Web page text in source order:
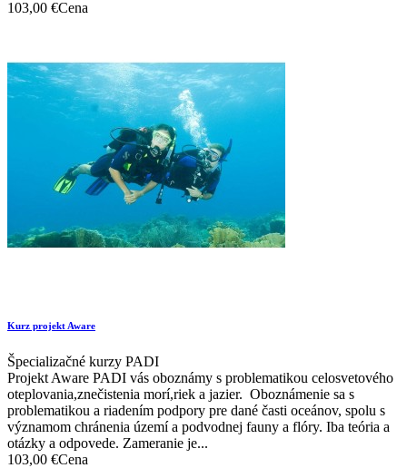
103,00 €Cena
Kurz projekt Aware
Špecializačné kurzy PADI
Projekt Aware PADI vás oboznámy s problematikou celosvetového
oteplovania,znečistenia morí,riek a jazier. Oboznámenie sa s
problematikou a riadením podpory pre dané časti oceánov, spolu s
významom chránenia území a podvodnej fauny a flóry. Iba teória a
otázky a odpovede. Zameranie je...
103,00 €Cena